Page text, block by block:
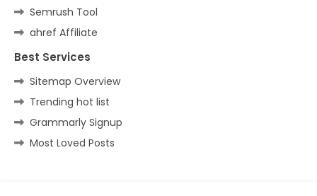
Semrush Tool
ahref Affiliate
Best Services
Sitemap Overview
Trending hot list
Grammarly Signup
Most Loved Posts